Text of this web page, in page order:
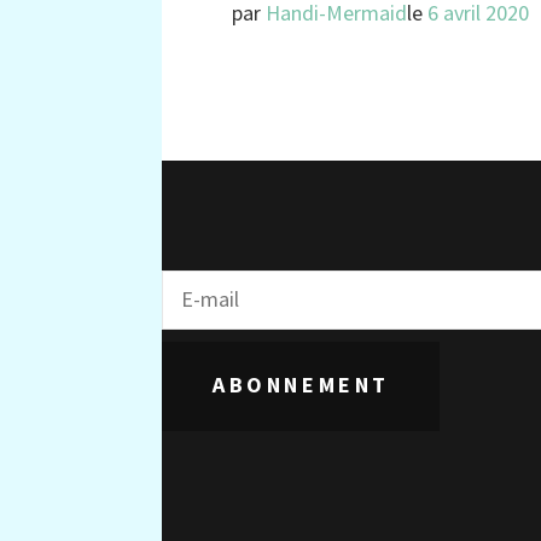
par Handi-Mermaidle 6 avril 2020
ABONNEMENT